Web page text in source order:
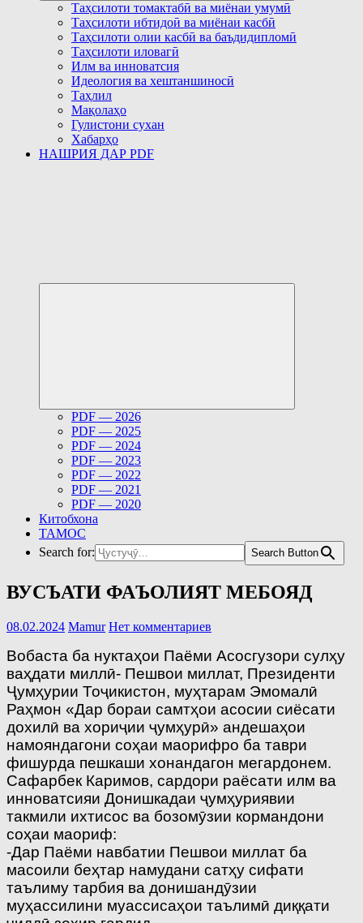
Таҳсилоти томактабӣ ва миёнаи умумӣ
Таҳсилоти ибтидоӣ ва миёнаи касбӣ
Таҳсилоти олии касбӣ ва баъдидипломӣ
Таҳсилоти иловагӣ
Илм ва инноватсия
Идеология ва хештаншиносӣ
Таҳлил
Мақолаҳо
Гулистони сухан
Хабарҳо
НАШРИЯ ДАР PDF
PDF — 2026
PDF — 2025
PDF — 2024
PDF — 2023
PDF — 2022
PDF — 2021
PDF — 2020
Китобхона
ТАМОС
Search for:
Search Button
ВУСЪАТИ ФАЪОЛИЯТ МЕБОЯД
08.02.2024 Mamur Нет комментариев
Вобаста ба нуктаҳои Паёми Асосгузори сулҳу
ваҳдати миллӣ- Пешвои миллат, Президенти
Ҷумҳурии Тоҷикистон, муҳтарам Эмомалӣ
Раҳмон «Дар бораи самтҳои acосии сиёсати
дохилӣ ва хориҷии ҷумҳурӣ» андешаҳои
намояндагони соҳаи маорифро ба таври
фишурда пешкаши хонандагон мегардонем.
Сафарбек Каримов, сардори раёсати илм ва
инноватсияи Донишкадаи ҷумҳуриявии
такмили ихтисос ва бозомӯзии кормандони
соҳаи маориф:
-Дар Паёми навбатии Пешвои миллат ба
масоили беҳтар намудани сатҳу сифати
таълиму тарбия ва донишандӯзии
муҳассилини муассисаҳои таълимӣ диққати